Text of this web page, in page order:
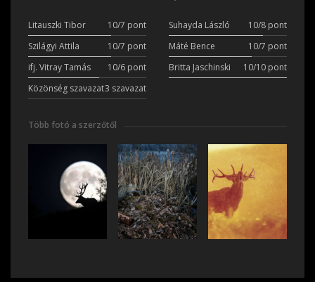
Litauszki Tibor 10/7 pont Suhayda László
10/8 pont
Szilágyi Attila
10/7 pont Máté Bence
10/7 pont
ifj. Vitray Tamás
10/6 pont Britta Jaschinski
10/10 pont
Közönség szavazat3 szavazat
Több fotó a szerzőtől